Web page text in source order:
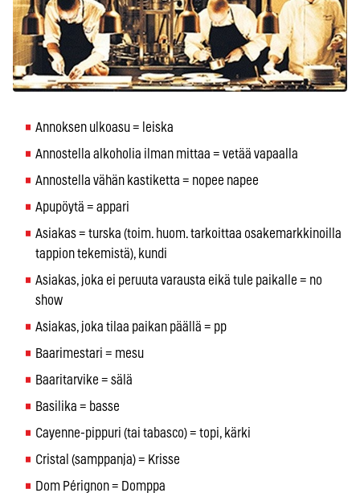
Annoksen ulkoasu = leiska
Annostella alkoholia ilman mittaa = vetää vapaalla
Annostella vähän kastiketta = nopee napee
Apupöytä = appari
Asiakas = turska (toim. huom. tarkoittaa osakemarkkinoilla
tappion tekemistä), kundi
Asiakas, joka ei peruuta varausta eikä tule paikalle = no
show
Asiakas, joka tilaa paikan päällä = pp
Baarimestari = mesu
Baaritarvike = sälä
Basilika = basse
Cayenne-pippuri (tai tabasco) = topi, kärki
Cristal (samppanja) = Krisse
Dom Pérignon = Domppa